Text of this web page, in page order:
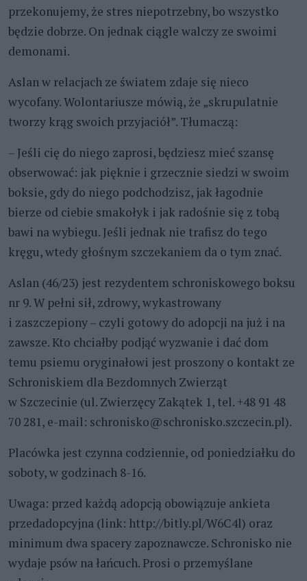
przekonujemy, że stres niepotrzebny, bo wszystko
będzie dobrze. On jednak ciągle walczy ze swoimi
demonami.
Aslan w relacjach ze światem zdaje się nieco
wycofany. Wolontariusze mówią, że „skrupulatnie
tworzy krąg swoich przyjaciół”. Tłumaczą:
– Jeśli cię do niego zaprosi, będziesz mieć szansę
obserwować: jak pięknie i grzecznie siedzi w swoim
boksie, gdy do niego podchodzisz, jak łagodnie
bierze od ciebie smakołyk i jak radośnie się z tobą
bawi na wybiegu. Jeśli jednak nie trafisz do tego
kręgu, wtedy głośnym szczekaniem da o tym znać.
Aslan (46/23) jest rezydentem schroniskowego boksu
nr 9. W pełni sił, zdrowy, wykastrowany
i zaszczepiony – czyli gotowy do adopcji na już i na
zawsze. Kto chciałby podjąć wyzwanie i dać dom
temu psiemu oryginałowi jest proszony o kontakt ze
Schroniskiem dla Bezdomnych Zwierząt
w Szczecinie (ul. Zwierzęcy Zakątek 1, tel. +48 91 48
70 281, e-mail: schronisko@schronisko.szczecin.pl).
Placówka jest czynna codziennie, od poniedziałku do
soboty, w godzinach 8-16.
Uwaga: przed każdą adopcją obowiązuje ankieta
przedadopcyjna (link: http://bitly.pl/W6C4l) oraz
minimum dwa spacery zapoznawcze. Schronisko nie
wydaje psów na łańcuch. Prosi o przemyślane